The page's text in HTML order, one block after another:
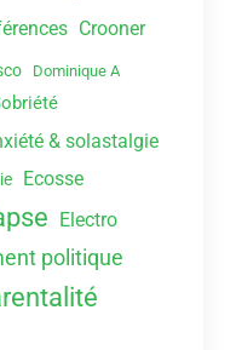
Crooner
Dominique A
& solastalgie
Ecosse
Electro
politique